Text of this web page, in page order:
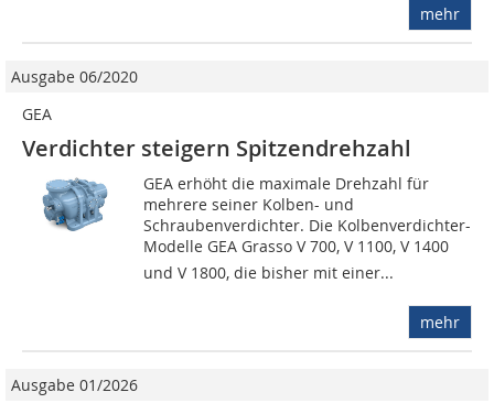
mehr
Ausgabe 06/2020
GEA
Verdichter steigern Spitzendrehzahl
GEA erhöht die maximale Drehzahl für
mehrere seiner Kolben- und
Schraubenverdichter. Die Kolbenverdichter-
Modelle GEA Grasso V 700, V 1100, V 1400
und V 1800, die bisher mit einer...
mehr
Ausgabe 01/2026